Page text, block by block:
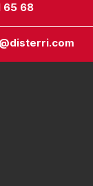
65 68